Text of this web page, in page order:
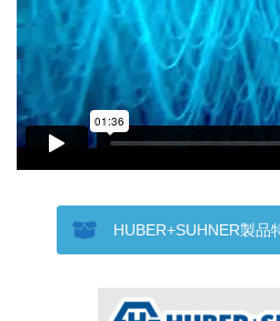
HUBER+SUHNER製品